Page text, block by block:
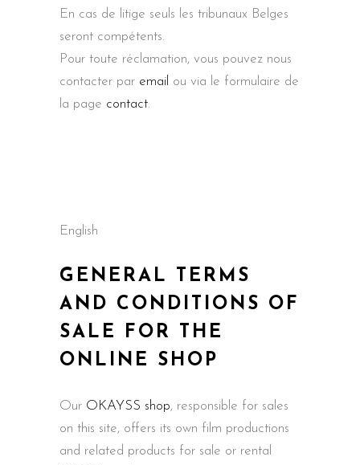
En cas de litige seuls les tribunaux Belges
seront compétents.
Pour toute réclamation, vous pouvez nous
contacter par email ou via le formulaire de
la page contact.
English
GENERAL TERMS
AND CONDITIONS OF
SALE FOR THE
ONLINE SHOP
Our OKAYSS shop, responsible for sales
on this site, offers its own film productions
and related products for sale or rental